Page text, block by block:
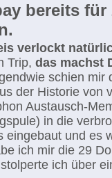
bereits für
verlockt
Trip, das machst
schien mir
der Historie von
Austausch-
in die
eingebaut und es
ich mir die 29
ich über